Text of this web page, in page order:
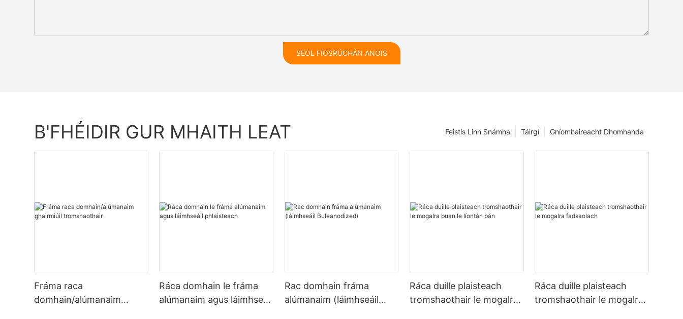
SEOL FIOSRÚCHÁN ANOIS
B'FHÉIDIR GUR MHAITH LEAT Gníomhaireacht Dhomhanda
Táirgí
Feistis Linn Snámha
Fráma raca
domhain/alúmanaim
Ráca domhain le fráma
alúmanaim agus láimhseáil
Rac domhain fráma
alúmanaim (láimhseáil
Ráca duille plaisteach
tromshaothair le mogalra
Ráca duille plaisteach
tromshaothair le mogalra